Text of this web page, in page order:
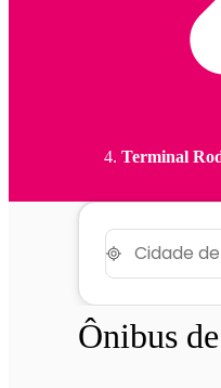
Terminal
Ônibus de